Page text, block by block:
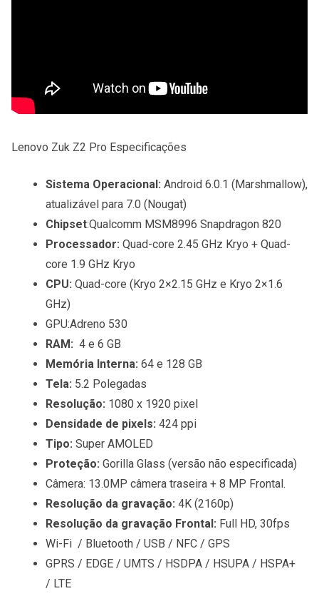
Lenovo Zuk Z2 Pro Especificações
Sistema Operacional: Android 6.0.1 (Marshmallow),
atualizável para 7.0 (Nougat)
Chipset:Qualcomm MSM8996 Snapdragon 820
Processador: Quad-core 2.45 GHz Kryo + Quad-
core 1.9 GHz Kryo
CPU: Quad-core (Kryo 2×2.15 GHz e Kryo 2×1.6
GHz)
GPU:Adreno 530
RAM: 4 e 6 GB
Memória Interna: 64 e 128 GB
Tela: 5.2 Polegadas
Resolução: 1080 x 1920 pixel
Densidade de pixels: 424 ppi
Tipo: Super AMOLED
Proteção: Gorilla Glass (versão não especificada)
Câmera: 13.0MP câmera traseira + 8 MP Frontal.
Resolução da gravação: 4K (2160p)
Resolução da gravação Frontal: Full HD, 30fps
Wi-Fi / Bluetooth / USB / NFC / GPS
GPRS / EDGE / UMTS / HSDPA / HSUPA / HSPA+
/ LTE